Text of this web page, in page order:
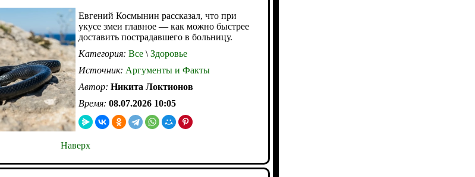
Евгений Космынин рассказал, что при
укусе змеи главное — как можно быстрее
доставить пострадавшего в больницу.
Категория: Все \ Здоровье
Источник: Аргументы и Факты
Автор: Никита Локтионов
Время: 08.07.2026 10:05
Наверх